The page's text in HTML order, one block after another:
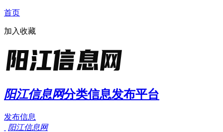
首页
加入收藏
阳江信息网分类信息发布平台
发布信息
阳江信息网